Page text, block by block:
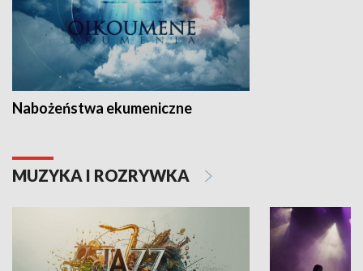
Nabożeństwa ekumeniczne
MUZYKA I ROZRYWKA